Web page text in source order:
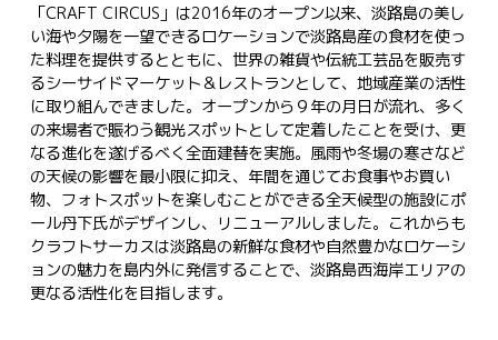
「CRAFT CIRCUS」は2016年のオープン以来、淡路島の美し
い海や夕陽を一望できるロケーションで淡路島産の食材を使っ
た料理を提供するとともに、世界の雑貨や伝統工芸品を販売す
るシーサイドマーケット＆レストランとして、地域産業の活性
に取り組んできました。オープンから９年の月日が流れ、多く
の来場者で賑わう観光スポットとして定着したことを受け、更
なる進化を遂げるべく全面建替を実施。風雨や冬場の寒さなど
の天候の影響を最小限に抑え、年間を通じてお食事やお買い
物、フォトスポットを楽しむことができる全天候型の施設にポ
ール丹下氏がデザインし、リニューアルしました。これからも
クラフトサーカスは淡路島の新鮮な食材や自然豊かなロケーシ
ョンの魅力を島内外に発信することで、淡路島西海岸エリアの
更なる活性化を目指します。